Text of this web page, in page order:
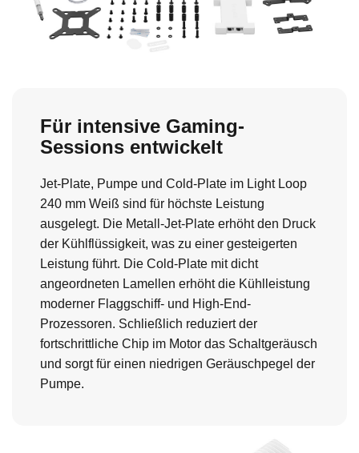
Für intensive Gaming-
Sessions entwickelt
Jet-Plate, Pumpe und Cold-Plate im Light Loop
240 mm Weiß sind für höchste Leistung
ausgelegt. Die Metall-Jet-Plate erhöht den Druck
der Kühlflüssigkeit, was zu einer gesteigerten
Leistung führt. Die Cold-Plate mit dicht
angeordneten Lamellen erhöht die Kühlleistung
moderner Flaggschiff- und High-End-
Prozessoren. Schließlich reduziert der
fortschrittliche Chip im Motor das Schaltgeräusch
und sorgt für einen niedrigen Geräuschpegel der
Pumpe.